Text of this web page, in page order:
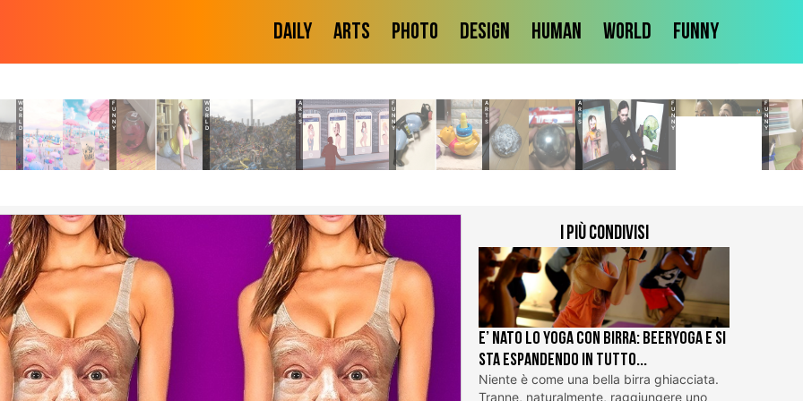
Daily Arts Photo Design Human World Funny
WORLD FUNNY WORLD ARTS FUNNY ARTS ARTS FUNNY FUNNY
I più condivisi
E’ nato lo Yoga con Birra: BeerYoga e si
sta espandendo in tutto...
Niente è come una bella birra ghiacciata.
Tranne, naturalmente, raggiungere uno